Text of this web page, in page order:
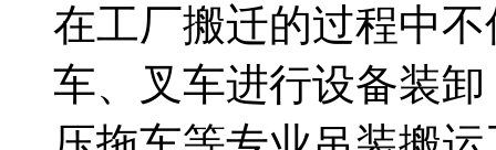
在工厂搬迁的过程中
车、叉车进行设备装